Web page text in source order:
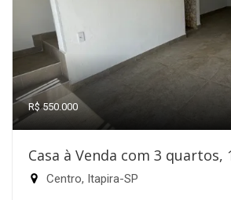
R$ 550.000
Casa à Venda com 3 quartos,
Centro, Itapira-SP